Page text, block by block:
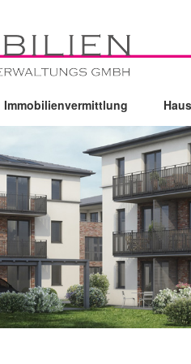
Immobilienvermittlung